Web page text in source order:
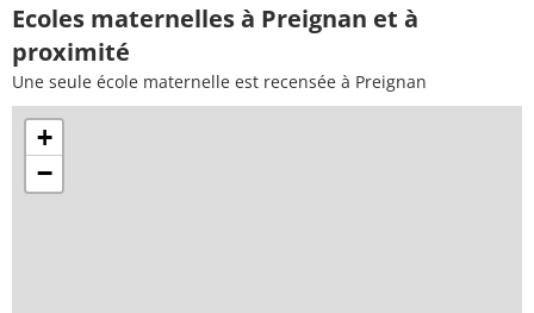
Ecoles maternelles à Preignan et à
proximité
Une seule école maternelle est recensée à Preignan
+
−